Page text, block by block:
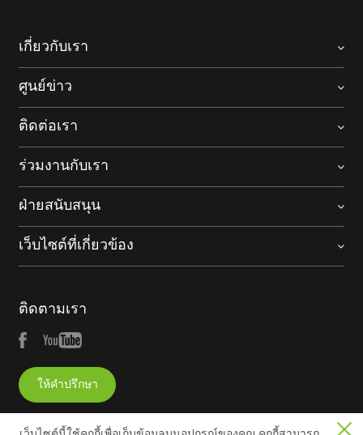
เกี่ยวกับเรา
ศูนย์ข่าว
ติดต่อเรา
ร่วมงานกับเรา
ฝ่ายสนับสนุน
เว็บไซต์ที่เกี่ยวข้อง
ติดตามเรา
ให้คำปรึกษา